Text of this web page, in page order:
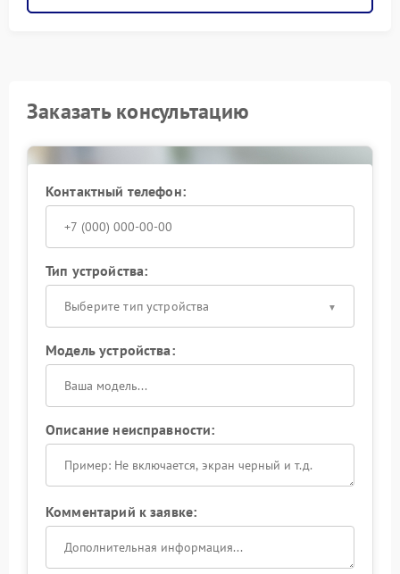
Заказать консультацию
Контактный телефон:
Тип устройства:
Выберите тип устройства
Модель устройства:
Описание неисправности:
Комментарий к заявке: